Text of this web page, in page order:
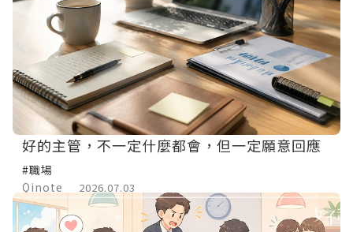
好的主管，不一定什麼都會，但一定願意回應
#職場
Qinote
2026.07.03